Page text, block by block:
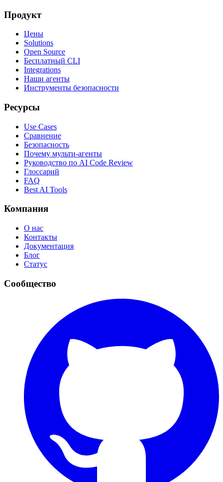
Продукт
Цены
Solutions
Open Source
Бесплатный CLI
Integrations
Наши агенты
Инструменты безопасности
Ресурсы
Use Cases
Сравнение
Безопасность
Почему мульти-агенты
Руководство по AI Code Review
Глоссарий
FAQ
Best AI Tools
Компания
О нас
Контакты
Документация
Блог
Статус
Сообщество